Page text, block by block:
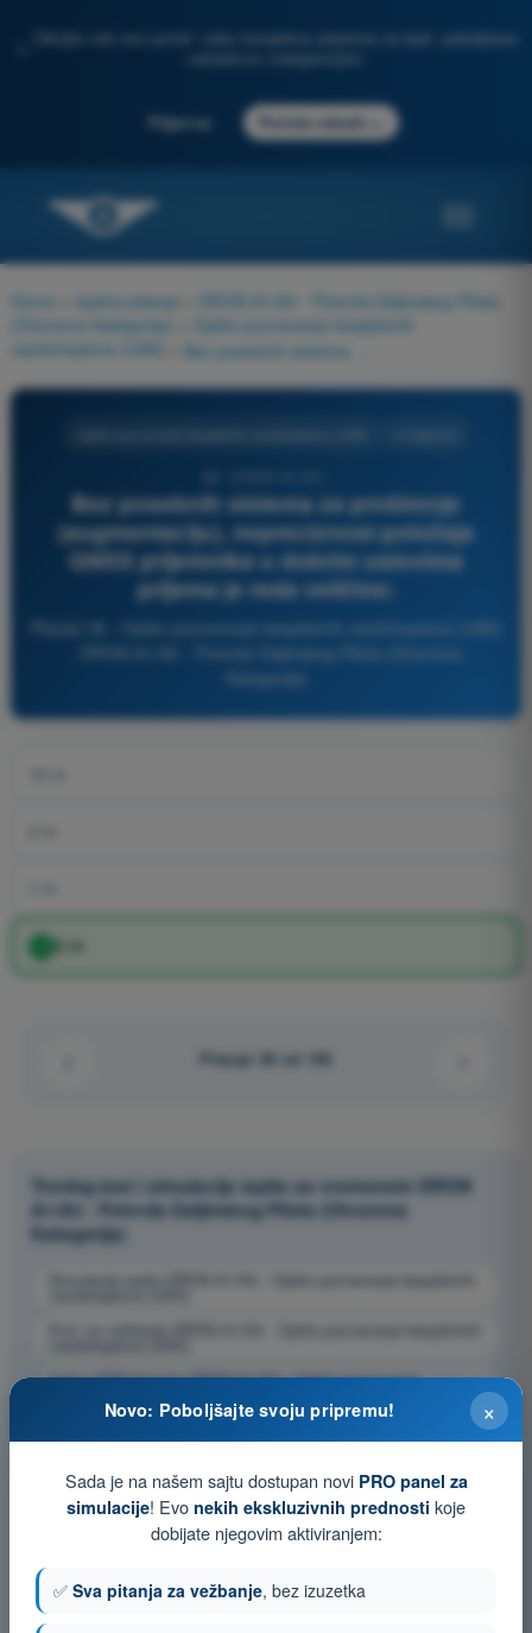
Otkrijte naš novi portal: vaša kompletna priprema za ispit, poboljšana
Prijavi se Počnite odmah
Home Ispitna pitanja
DRON A1/A3 - Potvrda Daljinskog Pilota
(Otvorena Kategorija)
Opšte poznavanje bespilotnih
vazduhoplova (UAS)
Bez posebnih sistema za proširenje
(augmentaciju), nepreciznost položaja
GNSS prijemnika u dobrim uslovima
prijema je reda veličine:
5 m
Pitanje 38 od 105
Trening test i simulacije ispita sa vremenom DRON
A1/A3 - Potvrda Daljinskog Pilota (Otvorena
Kategorija)
Simulacija ispita DRON A1/A3 - Opšte poznavanje bespilotnih
Kviz za vežbanje DRON A1/A3 - Opšte poznavanje bespilotnih
Ispit u PDF formatu DRON A1/A3 - Opšte poznavanje
×
Novo: Poboljšajte svoju pripremu!
Sada je na našem sajtu dostupan novi PRO panel za
simulacije! Evo nekih ekskluzivnih prednosti koje
dobijate njegovim aktiviranjem:
✅ Sva pitanja za vežbanje, bez izuzetka